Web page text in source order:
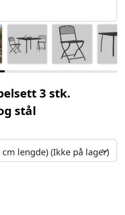
3 stk.
stål
lengde) (Ikke på lager)